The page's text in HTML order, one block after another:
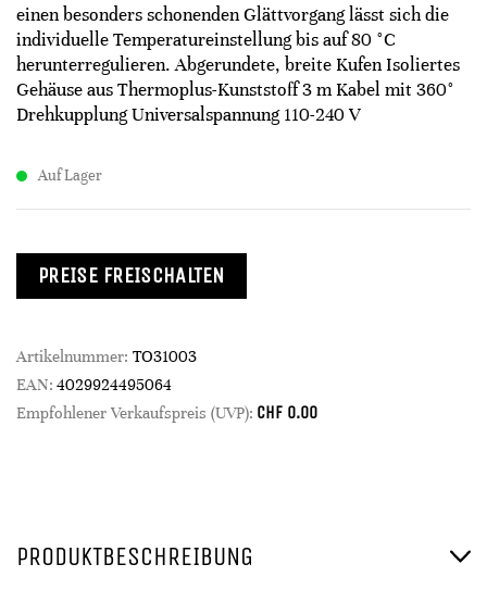
einen besonders schonenden Glättvorgang lässt sich die
individuelle Temperatureinstellung bis auf 80 °C
herunterregulieren. Abgerundete, breite Kufen Isoliertes
Gehäuse aus Thermoplus-Kunststoff 3 m Kabel mit 360°
Drehkupplung Universalspannung 110-240 V
Auf Lager
PREISE FREISCHALTEN
Artikelnummer: TO31003
EAN: 4029924495064
Empfohlener Verkaufspreis (UVP): CHF 0.00
PRODUKTBESCHREIBUNG